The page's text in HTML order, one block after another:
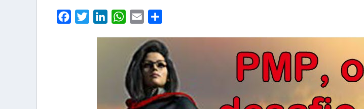
FacebookTwitterLinkedInWhatsApp
Email